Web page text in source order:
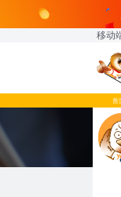
移动
首